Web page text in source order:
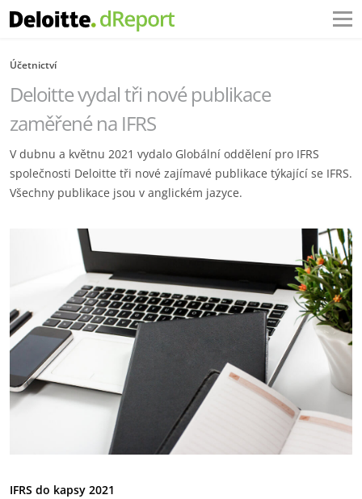
Účetnictví
Deloitte vydal tři nové publikace
zaměřené na IFRS
V dubnu a květnu 2021 vydalo Globální oddělení pro IFRS
společnosti Deloitte tři nové zajímavé publikace týkající se IFRS.
Všechny publikace jsou v anglickém jazyce.
IFRS do kapsy 2021